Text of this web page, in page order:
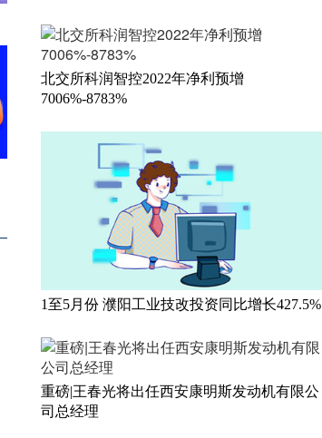
北交所科润智控2022年净利预增
7006%-8783%
1至5月份 濮阳工业技改投资同比增长427.5%
重磅|王春光将出任西安康明斯发动机有限公
司总经理